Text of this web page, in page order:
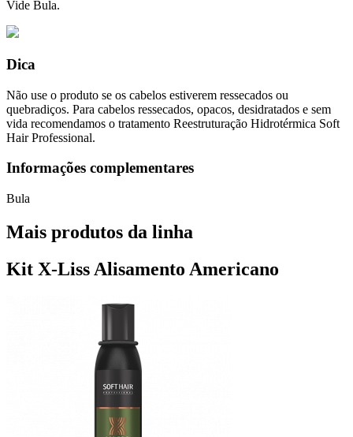
Vide Bula.
Dica
Não use o produto se os cabelos estiverem ressecados ou
quebradiços. Para cabelos ressecados, opacos, desidratados e sem
vida recomendamos o tratamento Reestruturação Hidrotérmica Soft
Hair Professional.
Informações complementares
Bula
Mais produtos da linha
Kit X-Liss Alisamento Americano